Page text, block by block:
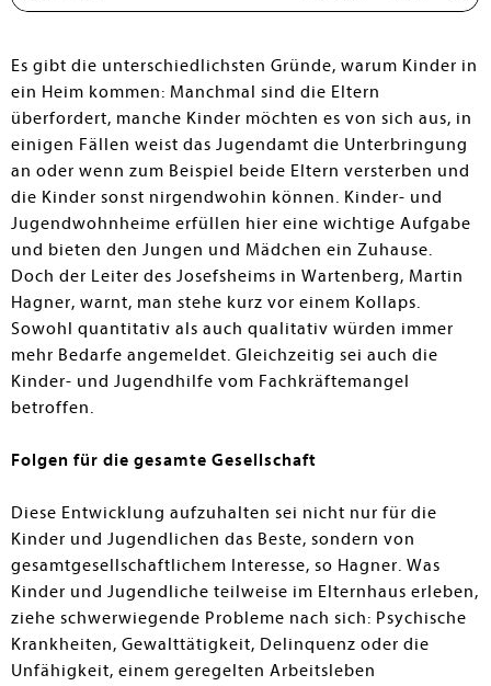
Es gibt die unterschiedlichsten Gründe, warum Kinder in
ein Heim kommen: Manchmal sind die Eltern
überfordert, manche Kinder möchten es von sich aus, in
einigen Fällen weist das Jugendamt die Unterbringung
an oder wenn zum Beispiel beide Eltern versterben und
die Kinder sonst nirgendwohin können. Kinder- und
Jugendwohnheime erfüllen hier eine wichtige Aufgabe
und bieten den Jungen und Mädchen ein Zuhause.
Doch der Leiter des Josefsheims in Wartenberg, Martin
Hagner, warnt, man stehe kurz vor einem Kollaps.
Sowohl quantitativ als auch qualitativ würden immer
mehr Bedarfe angemeldet. Gleichzeitig sei auch die
Kinder- und Jugendhilfe vom Fachkräftemangel
betroffen.
Folgen für die gesamte Gesellschaft
Diese Entwicklung aufzuhalten sei nicht nur für die
Kinder und Jugendlichen das Beste, sondern von
gesamtgesellschaftlichem Interesse, so Hagner. Was
Kinder und Jugendliche teilweise im Elternhaus erleben,
ziehe schwerwiegende Probleme nach sich: Psychische
Krankheiten, Gewalttätigkeit, Delinquenz oder die
Unfähigkeit, einem geregelten Arbeitsleben